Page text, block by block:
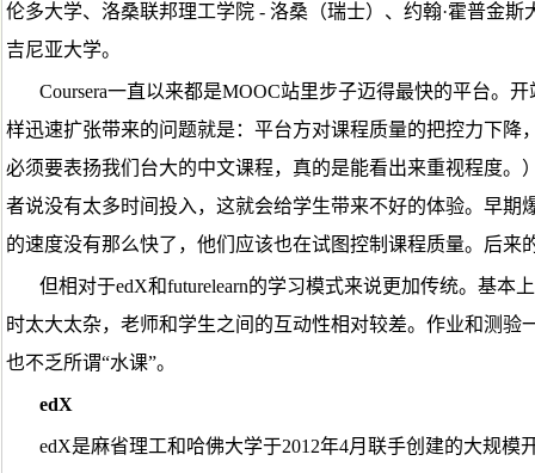
伦多大学、洛桑联邦理工学院 - 洛桑（瑞士）、约翰·霍普金
吉尼亚大学。
Coursera一直以来都是MOOC站里步子迈得最快的平台。
样迅速扩张带来的问题就是：平台方对课程质量的把控力下降
必须要表扬我们台大的中文课程，真的是能看出来重视程度
者说没有太多时间投入，这就会给学生带来不好的体验。早期
的速度没有那么快了，他们应该也在试图控制课程质量。后来
但相对于edX和futurelearn的学习模式来说更加传统。基本
时太大太杂，老师和学生之间的互动性相对较差。作业和测
也不乏所谓“水课”。
edX
edX是麻省理工和哈佛大学于2012年4月联手创建的大规